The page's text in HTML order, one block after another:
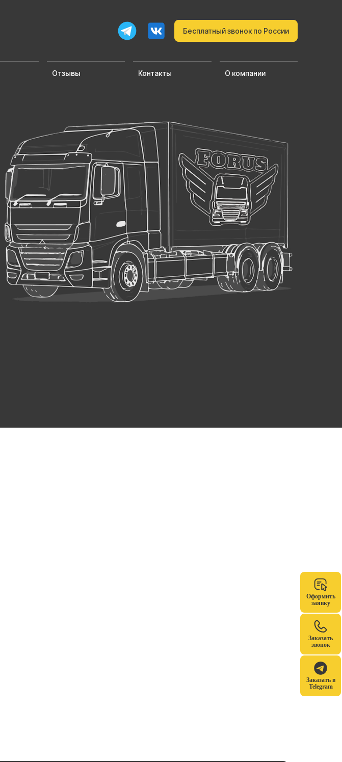
Оформить
заявку
Заказать
звонок
Заказать в
Telegram
Бесплатный звонок по России
Отзывы Контакты О компании